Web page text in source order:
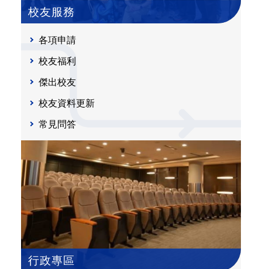
校友服務
各項申請
校友福利
傑出校友
校友資料更新
常見問答
行政專區